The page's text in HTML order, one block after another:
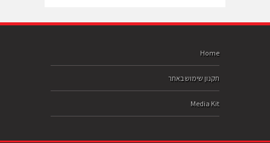
Home
תקנון שימוש באתר
Media Kit